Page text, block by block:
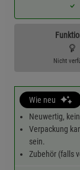
Nicht
Wie neu
Neuwertig,
Verpackung
sein.
Zubehör (falls